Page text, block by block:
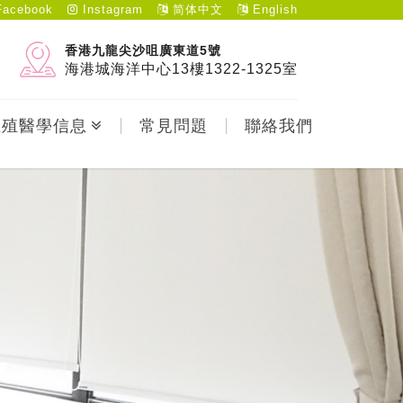
Instagram 简体中文 English
香港九龍尖沙咀廣東道5號
海港城海洋中心13樓1322-1325室
醫學信息 常見問題 聯絡我們